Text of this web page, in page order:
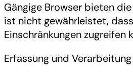
Gängige Browser bieten
ist nicht gewährleistet,
Einschränkungen zugreifen
Erfassung und